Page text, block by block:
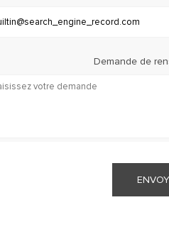
Demande de